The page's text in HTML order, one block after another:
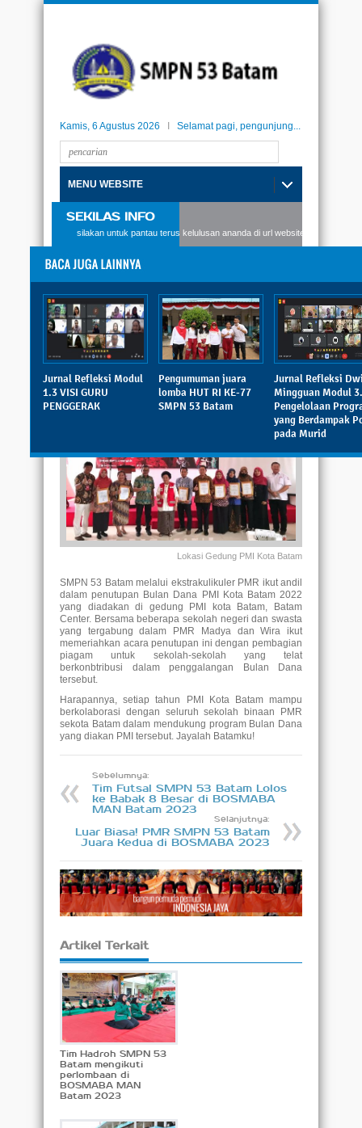
Kamis, 6 Agustus 2026 Selamat pagi, pengunjung...
MENU WEBSITE
SEKILAS INFO
Batam, silakan untuk pantau terus kelulusan ananda di url website berikut:
Jurnal Refleksi Modul
1.3 VISI GURU
PENGGERAK
Pengumuman juara
lomba HUT RI KE-77
SMPN 53 Batam
Jurnal Refleksi
Mingguan Modul
Pengelolaan
yang Berdampak
pada Murid
PMR
Bulan Dana PMI Kota Batam
2022
Diposting: SMPN 53 Batam |
Sabtu, 04 Februari 2023 - 13:50:38 WIB |
Dibaca: 521 pembaca
Lokasi Gedung PMI Kota Batam
SMPN 53 Batam melalui ekstrakulikuler PMR ikut andil
dalam penutupan Bulan Dana PMI Kota Batam 2022
yang diadakan di gedung PMI kota Batam, Batam
Center. Bersama beberapa sekolah negeri dan swasta
yang tergabung dalam PMR Madya dan Wira ikut
memeriahkan acara penutupan ini dengan pembagian
piagam untuk sekolah-sekolah yang telat
berkonbtribusi dalam penggalangan Bulan Dana
tersebut.
Harapannya, setiap tahun PMI Kota Batam mampu
berkolaborasi dengan seluruh sekolah binaan PMR
sekota Batam dalam mendukung program Bulan Dana
yang diakan PMI tersebut. Jayalah Batamku!
Sebelumnya:
Tim Futsal SMPN 53 Batam Lolos
ke Babak 8 Besar di BOSMABA
MAN Batam 2023
Selanjutnya:
Luar Biasa! PMR SMPN 53 Batam
Juara Kedua di BOSMABA 2023
Artikel Terkait
Tim Hadroh SMPN 53
Batam mengikuti
perlombaan di
BOSMABA MAN
Batam 2023